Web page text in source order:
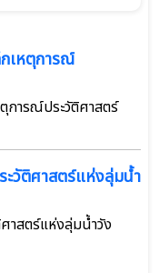
เหตุการณ์
การณ์ประวัติศาสตร์
ะวัติศาสตร์แห่งลุ่มน้ำ
าสตร์แห่งลุ่มน้ำวัง